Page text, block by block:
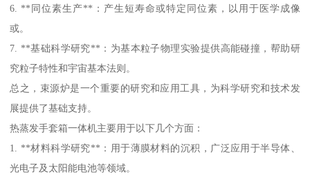
6. **同位素生产**：产生短寿命或特定同位素，以用于医学成像
或。
7. **基础科学研究**：为基本粒子物理实验提供高能碰撞，帮助研
究粒子特性和宇宙基本法则。
总之，束源炉是一个重要的研究和应用工具，为科学研究和技术发
展提供了基础支持。
热蒸发手套箱一体机主要用于以下几个方面：
1. **材料科学研究**：用于薄膜材料的沉积，广泛应用于半导体、
光电子及太阳能电池等领域。